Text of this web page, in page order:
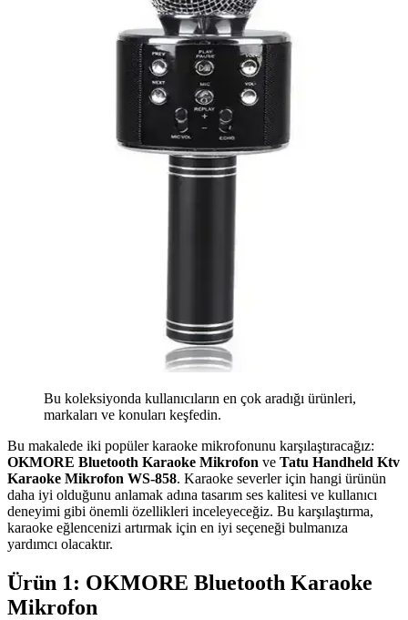
Bu koleksiyonda kullanıcıların en çok aradığı ürünleri,
markaları ve konuları keşfedin.
Bu makalede iki popüler karaoke mikrofonunu karşılaştıracağız:
OKMORE Bluetooth Karaoke Mikrofon ve Tatu Handheld Ktv
Karaoke Mikrofon WS-858. Karaoke severler için hangi ürünün
daha iyi olduğunu anlamak adına tasarım ses kalitesi ve kullanıcı
deneyimi gibi önemli özellikleri inceleyeceğiz. Bu karşılaştırma,
karaoke eğlencenizi artırmak için en iyi seçeneği bulmanıza
yardımcı olacaktır.
Ürün 1: OKMORE Bluetooth Karaoke
Mikrofon